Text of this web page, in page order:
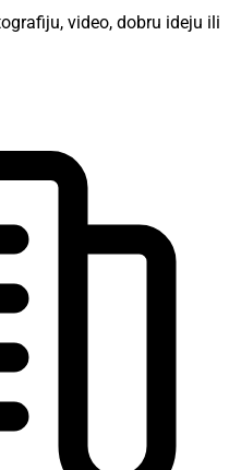
video, dobru ideju ili